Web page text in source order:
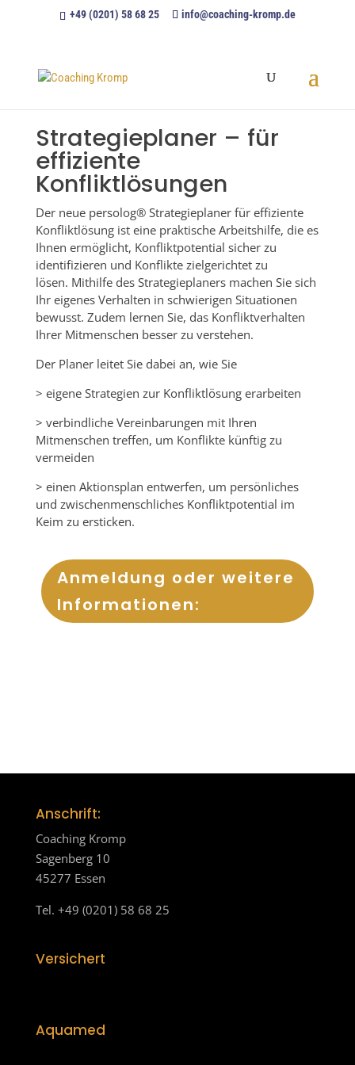
+49 (0201) 58 68 25 info@coaching-kromp.de
Strategieplaner – für
effiziente
Konfliktlösungen
Der neue persolog® Strategieplaner für effiziente
Konfliktlösung ist eine praktische Arbeitshilfe, die es
Ihnen ermöglicht, Konfliktpotential sicher zu
identifizieren und Konflikte zielgerichtet zu
lösen. Mithilfe des Strategieplaners machen Sie sich
Ihr eigenes Verhalten in schwierigen Situationen
bewusst. Zudem lernen Sie, das Konfliktverhalten
Ihrer Mitmenschen besser zu verstehen.
Der Planer leitet Sie dabei an, wie Sie
> eigene Strategien zur Konfliktlösung erarbeiten
> verbindliche Vereinbarungen mit Ihren
Mitmenschen treffen, um Konflikte künftig zu
vermeiden
> einen Aktionsplan entwerfen, um persönliches
und zwischenmenschliches Konfliktpotential im
Keim zu ersticken.
Anmeldung oder weitere
Informationen:
Anschrift:
Coaching Kromp
Sagenberg 10
45277 Essen
Tel. +49 (0201) 58 68 25
Versichert
Aquamed